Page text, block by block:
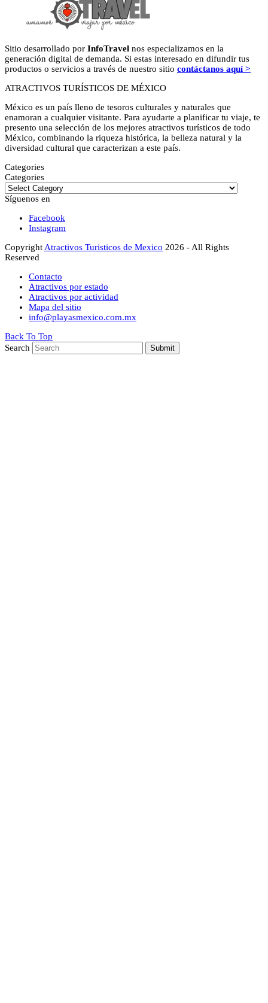
Sitio desarrollado por InfoTravel nos especializamos en la
generación digital de demanda. Si estas interesado en difundir tus
productos o servicios a través de nuestro sitio contáctanos aquí >
ATRACTIVOS TURÍSTICOS DE MÉXICO
México es un país lleno de tesoros culturales y naturales que
enamoran a cualquier visitante. Para ayudarte a planificar tu viaje, te
presento una selección de los mejores atractivos turísticos de todo
México, combinando la riqueza histórica, la belleza natural y la
diversidad cultural que caracterizan a este país.
Categories
Categories
Síguenos en
Facebook
Instagram
CopyrightAtractivos Turisticos de Mexico 2026 - All Rights
Reserved
Contacto
Atractivos por estado
Atractivos por actividad
Mapa del sitio
info@playasmexico.com.mx
Back To Top
Search
Submit